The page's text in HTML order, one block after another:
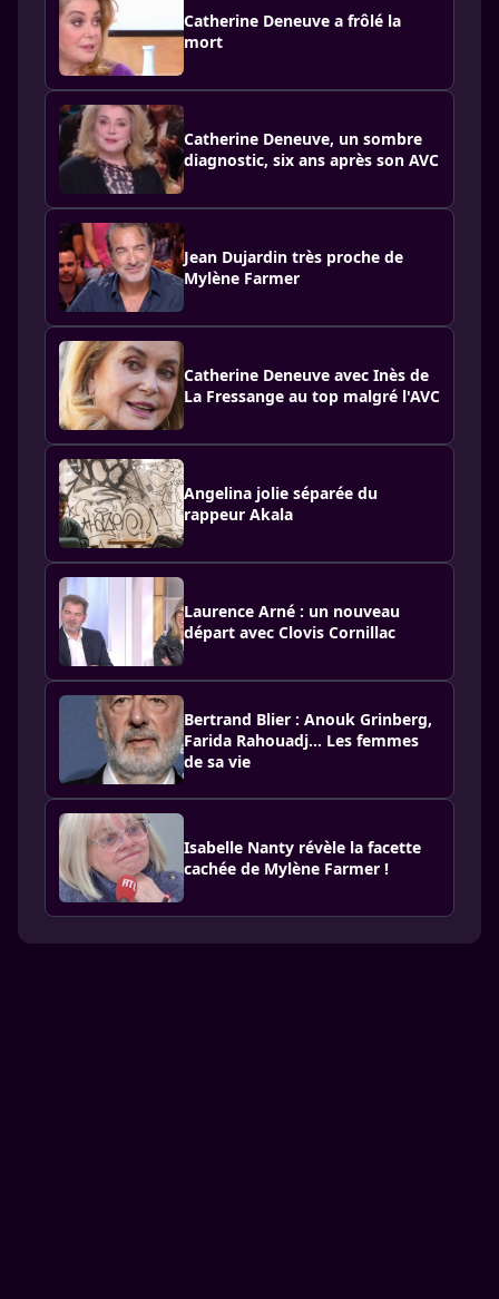
Catherine Deneuve a frôlé la
mort
Catherine Deneuve, un sombre
diagnostic, six ans après son AVC
Jean Dujardin très proche de
Mylène Farmer
Catherine Deneuve avec Inès de
La Fressange au top malgré l'AVC
Angelina jolie séparée du
rappeur Akala
Laurence Arné : un nouveau
départ avec Clovis Cornillac
Bertrand Blier : Anouk Grinberg,
Farida Rahouadj… Les femmes
de sa vie
Isabelle Nanty révèle la facette
cachée de Mylène Farmer !